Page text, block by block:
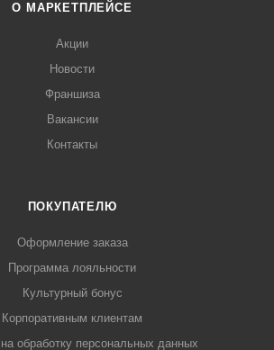
О МАРКЕТПЛЕЙСЕ
Акции
Новости
Франшиза
Вакансии
Контакты
ПОКУПАТЕЛЮ
Оформление заказа
Программа лояльности
Культурный бонус
Корпоративным клиентам
обработку персональных данных